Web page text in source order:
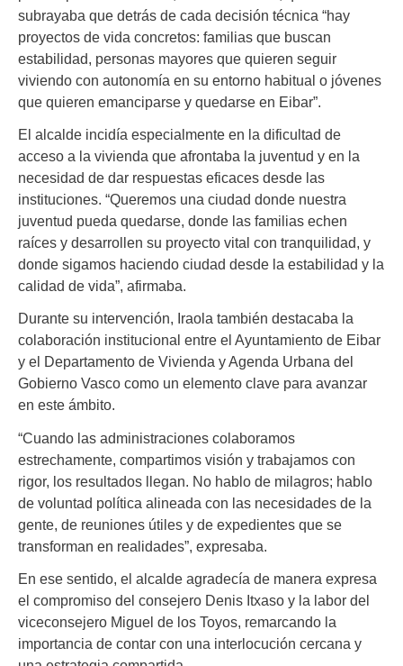
subrayaba que detrás de cada decisión técnica “hay
proyectos de vida concretos: familias que buscan
estabilidad, personas mayores que quieren seguir
viviendo con autonomía en su entorno habitual o jóvenes
que quieren emanciparse y quedarse en Eibar”.
El alcalde incidía especialmente en la dificultad de
acceso a la vivienda que afrontaba la juventud y en la
necesidad de dar respuestas eficaces desde las
instituciones. “Queremos una ciudad donde nuestra
juventud pueda quedarse, donde las familias echen
raíces y desarrollen su proyecto vital con tranquilidad, y
donde sigamos haciendo ciudad desde la estabilidad y la
calidad de vida”, afirmaba.
Durante su intervención, Iraola también destacaba la
colaboración institucional entre el Ayuntamiento de Eibar
y el Departamento de Vivienda y Agenda Urbana del
Gobierno Vasco como un elemento clave para avanzar
en este ámbito.
“Cuando las administraciones colaboramos
estrechamente, compartimos visión y trabajamos con
rigor, los resultados llegan. No hablo de milagros; hablo
de voluntad política alineada con las necesidades de la
gente, de reuniones útiles y de expedientes que se
transforman en realidades”, expresaba.
En ese sentido, el alcalde agradecía de manera expresa
el compromiso del consejero Denis Itxaso y la labor del
viceconsejero Miguel de los Toyos, remarcando la
importancia de contar con una interlocución cercana y